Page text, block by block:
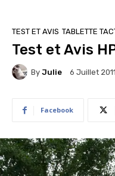
TEST ET AVIS TABLETTE
Test et Avis
By Julie 6 Juillet 2011
Facebook